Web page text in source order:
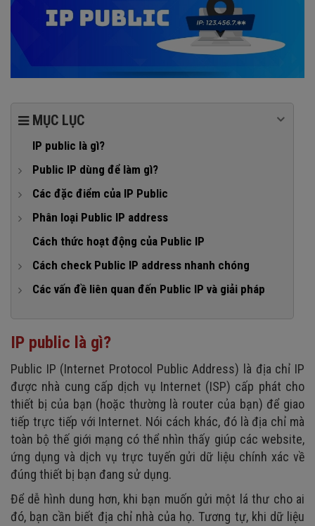
MỤC LỤC
IP public là gì?
Public IP dùng để làm gì?
1. Truy cập và điều khiển thiết bị từ xa
2. Xem và quản lý camera giám sát từ xa
3. Host website, ứng dụng tại nhà hoặc không ty
4. Tạo máy chủ game (Game server)
5. Truy cập hệ thống lưu trữ (NAS/FTP/WebDAV) từ xa
Các đặc điểm của IP Public
1. Tính duy nhất trên toàn cầu
2. Khả năng định tuyến (Routable)
3. Phụ thuộc vào giao thức IPv4 hoặc IPv6
4. Gắn liền với mô hình mạng sử dụng NAT
Phân loại Public IP address
1. Public IP tĩnh (Static Public IP)
2. Public IP động (Dynamic Public IP)
Cách thức hoạt động của Public IP
Cách check Public IP address nhanh chóng
1. Các công cụ trực tuyến
Các vấn đề liên quan đến Public IP và giải pháp
2. Thay đổi Public IP động
4. Nhầm lẫn giữa Public IP và Private IP
5. Cấu hình truy cập từ xa phức tạp
IP public là gì?
Public IP (Internet Protocol Public Address) là địa chỉ IP
được nhà cung cấp dịch vụ Internet (ISP) cấp phát cho
thiết bị của bạn (hoặc thường là router của bạn) để giao
tiếp trực tiếp với Internet. Nói cách khác, đó là địa chỉ mà
toàn bộ thế giới mạng có thể nhìn thấy giúp các website,
ứng dụng và dịch vụ trực tuyến gửi dữ liệu chính xác về
đúng thiết bị bạn đang sử dụng.
Để dễ hình dung hơn, khi bạn muốn gửi một lá thư cho ai
đó, bạn cần biết địa chỉ nhà của họ. Tương tự, khi dữ liệu